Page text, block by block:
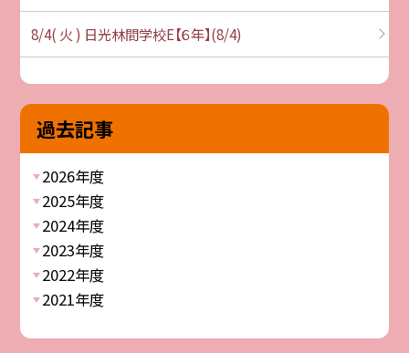
8/4( 火 ) 日光林間学校E【６年】(8/4)
過去記事
2026年度
2025年度
2024年度
2023年度
2022年度
2021年度